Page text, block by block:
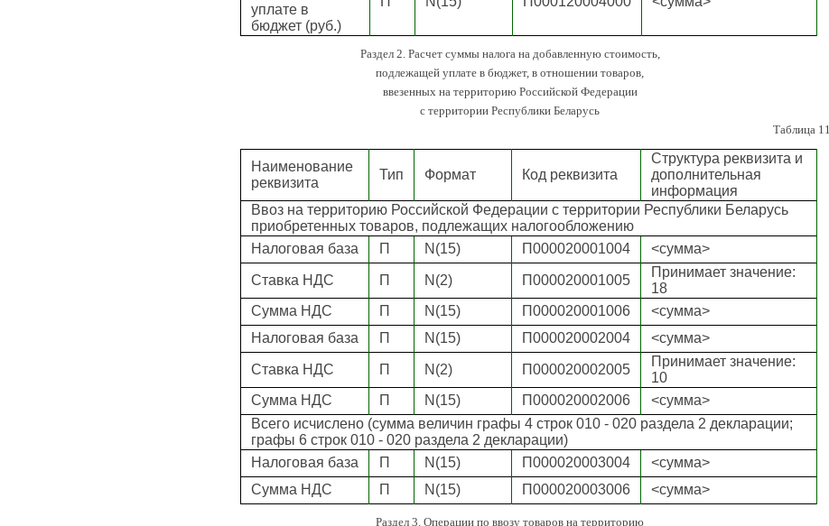
уплате в
бюджет (руб.)
Раздел 2. Расчет суммы налога на добавленную стоимость,
подлежащей уплате в бюджет, в отношении товаров,
ввезенных на территорию Российской Федерации
с территории Республики Беларусь
Таблица 11
Наименование
реквизита
Тип Формат Код реквизита
Структура реквизита и
дополнительная
информация
Ввоз на территорию Российской Федерации с территории Республики Беларусь
приобретенных товаров, подлежащих налогообложению
Налоговая база
П N(15) П000020001004 <сумма>
Ставка НДС П N(2) П000020001005
Принимает значение:
18
Сумма НДС
П N(15) П000020001006
<сумма>
Налоговая база
П N(15) П000020002004 <сумма>
Ставка НДС П N(2) П000020002005
Принимает значение:
10
Сумма НДС
П N(15) П000020002006
<сумма>
Всего исчислено (сумма величин графы 4 строк 010 - 020 раздела 2 декларации;
графы 6 строк 010 - 020 раздела 2 декларации)
Налоговая база
П N(15) П000020003004
<сумма>
Сумма НДС
П N(15) П000020003006 <сумма>
Раздел 3. Операции по ввозу товаров на территорию